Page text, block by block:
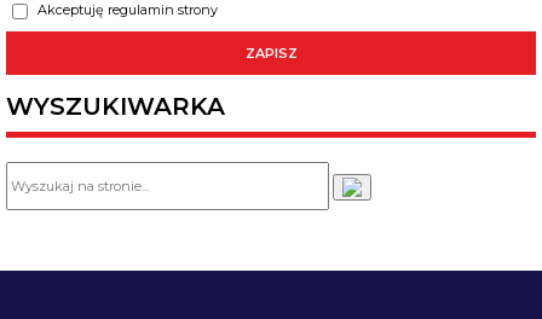
Akceptuję regulamin strony
WYSZUKIWARKA